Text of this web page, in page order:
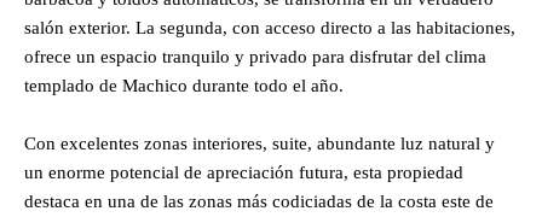
salón exterior. La segunda, con acceso directo a las habitaciones,
ofrece un espacio tranquilo y privado para disfrutar del clima
templado de Machico durante todo el año.
Con excelentes zonas interiores, suite, abundante luz natural y
un enorme potencial de apreciación futura, esta propiedad
destaca en una de las zonas más codiciadas de la costa este de